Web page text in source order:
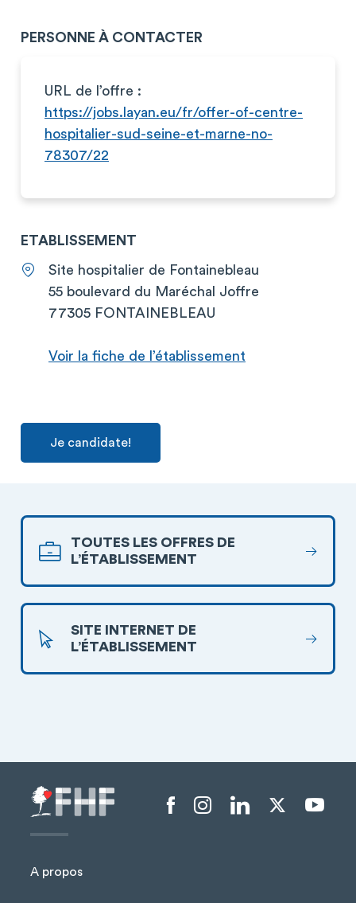
PERSONNE À CONTACTER
URL de l’offre :
https://jobs.layan.eu/fr/offer-of-centre-
hospitalier-sud-seine-et-marne-no-
78307/22
ETABLISSEMENT
Site hospitalier de Fontainebleau
55 boulevard du Maréchal Joffre
77305 FONTAINEBLEAU
Voir la fiche de l’établissement
Je candidate!
TOUTES LES OFFRES DE
L’ÉTABLISSEMENT
SITE INTERNET DE
L’ÉTABLISSEMENT
A propos
Menu liens sociaux